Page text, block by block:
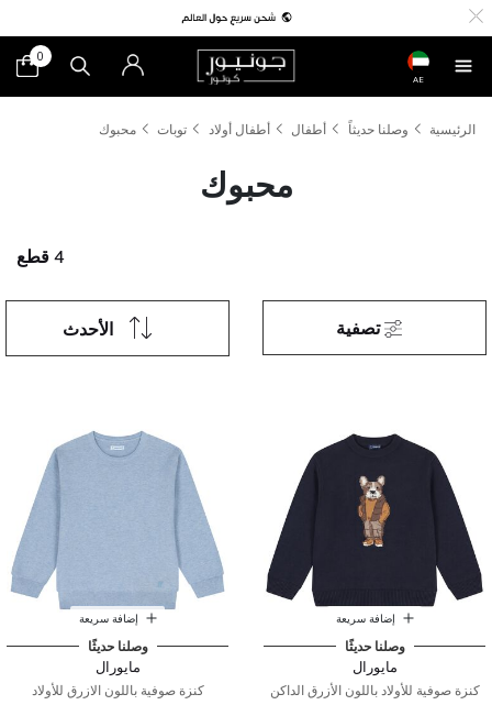
AE
0
الرئيسية وصلنا حديثاً أطفال أطفال أولاد توبات محبوك
محبوك
4 قطع
الأحدث تصفية
إضافة سريعة
وصلنا حديثًا
مايورال
كنزة صوفية للأولاد باللون الأزرق الداكن
إضافة سريعة
وصلنا حديثًا
مايورال
كنزة صوفية باللون الازرق للأولاد